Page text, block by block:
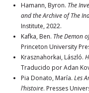
Hamann, Byron. The
and the Archive of The
Institute, 2022.
Kafka, Ben. The Demon
Princeton University
Krasznahorkai, László.
Traducido por Adan
Pia Donato, María.Les
l’histoire. Presses